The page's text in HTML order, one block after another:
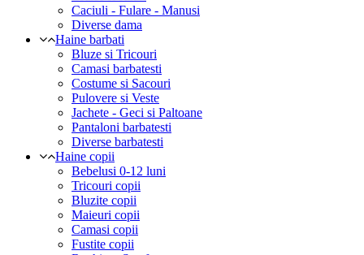
Caciuli - Fulare - Manusi
Diverse dama
Haine barbati
Bluze si Tricouri
Camasi barbatesti
Costume si Sacouri
Pulovere si Veste
Jachete - Geci si Paltoane
Pantaloni barbatesti
Diverse barbatesti
Haine copii
Bebelusi 0-12 luni
Tricouri copii
Bluzite copii
Maieuri copii
Camasi copii
Fustite copii